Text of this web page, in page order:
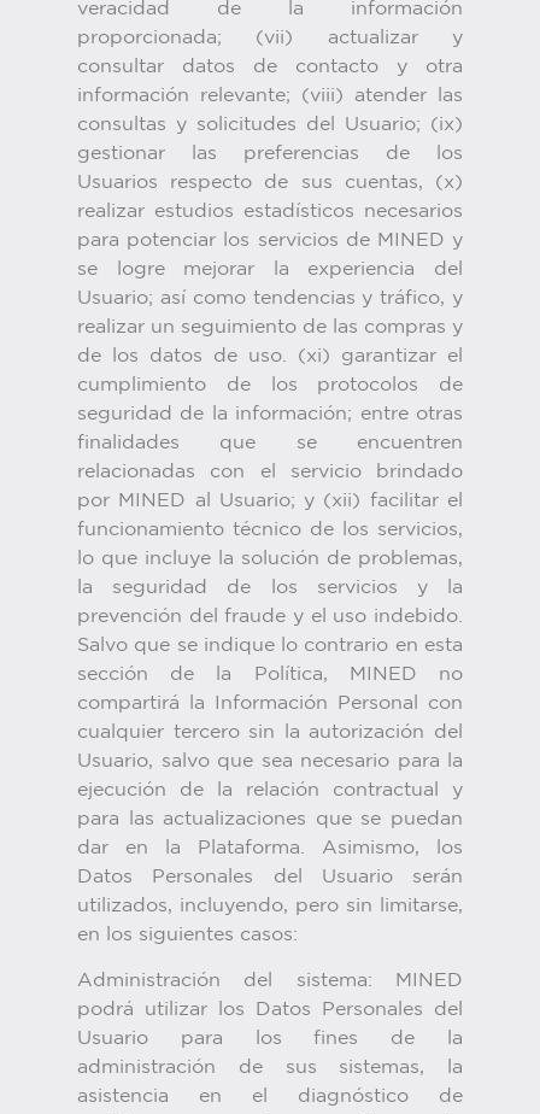
veracidad de la información
proporcionada; (vii) actualizar y
consultar datos de contacto y otra
información relevante; (viii) atender las
consultas y solicitudes del Usuario; (ix)
gestionar las preferencias de los
Usuarios respecto de sus cuentas, (x)
realizar estudios estadísticos necesarios
para potenciar los servicios de MINED y
se logre mejorar la experiencia del
Usuario; así como tendencias y tráfico, y
realizar un seguimiento de las compras y
de los datos de uso. (xi) garantizar el
cumplimiento de los protocolos de
seguridad de la información; entre otras
finalidades que se encuentren
relacionadas con el servicio brindado
por MINED al Usuario; y (xii) facilitar el
funcionamiento técnico de los servicios,
lo que incluye la solución de problemas,
la seguridad de los servicios y la
prevención del fraude y el uso indebido.
Salvo que se indique lo contrario en esta
sección de la Política, MINED no
compartirá la Información Personal con
cualquier tercero sin la autorización del
Usuario, salvo que sea necesario para la
ejecución de la relación contractual y
para las actualizaciones que se puedan
dar en la Plataforma. Asimismo, los
Datos Personales del Usuario serán
utilizados, incluyendo, pero sin limitarse,
en los siguientes casos:
Administración del sistema: MINED
podrá utilizar los Datos Personales del
Usuario para los fines de la
administración de sus sistemas, la
asistencia en el diagnóstico de